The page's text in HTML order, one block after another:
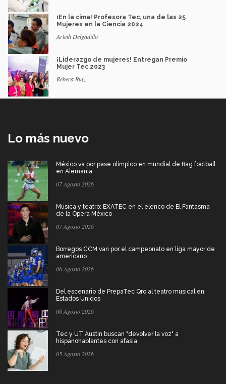
¡En la cima! Profesora Tec, una de las 25
Mujeres en la Ciencia 2024
Arleth Delgadillo
¡Liderazgo de mujeres! Entregan Premio
Mujer Tec 2023
Rebeca Ruiz
Lo más nuevo
México va por pase olímpico en mundial de flag football
en Alemania
07 Agosto 2026
Música y teatro: EXATEC en el elenco de El Fantasma
de la Ópera México
07 Agosto 2026
Borregos CCM van por el campeonato en liga mayor de
americano
06 Agosto 2026
Del escenario de PrepaTec Qro al teatro musical en
Estados Unidos
06 Agosto 2026
Tec y UT Austin buscan "devolver la voz" a
hispanohablantes con afasia
05 Agosto 2026